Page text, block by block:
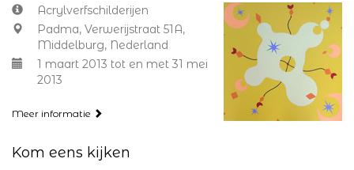
Acrylverfschilderijen
Padma, Verwerijstraat 51A,
Middelburg, Nederland
1 maart 2013 tot en met 31 mei
2013
Meer informatie
Kom eens kijken